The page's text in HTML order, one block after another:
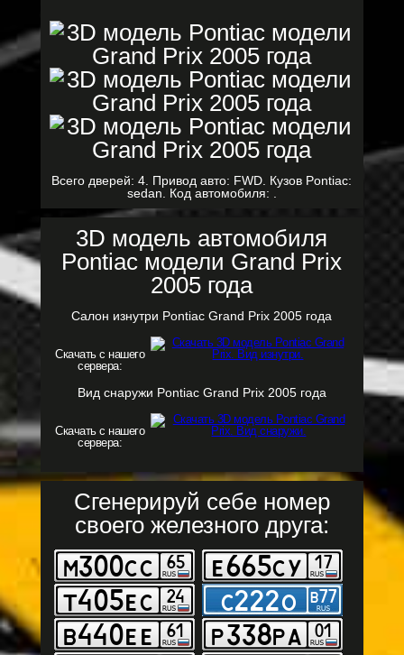
Всего дверей: 4. Привод авто: FWD. Кузов Pontiac:
sedan. Код автомобиля: .
3D модель автомобиля
Pontiac модели Grand Prix
2005 года
Салон изнутри Pontiac Grand Prix 2005 года
Скачать с нашего
сервера:
Вид снаружи Pontiac Grand Prix 2005 года
Скачать с нашего
сервера:
Сгенерируй себе номер
своего железного друга: